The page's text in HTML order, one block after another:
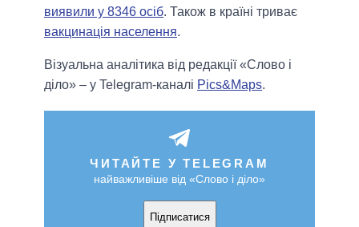
виявили у 8346 осіб. Також в країні триває
вакцинація населення.
Візуальна аналітика від редакції «Слово і
діло» – у Telegram-каналі Pics&Maps.
ЧИТАЙТЕ У TELEGRAM
найважливіше від «Слово і діло»
Підписатися